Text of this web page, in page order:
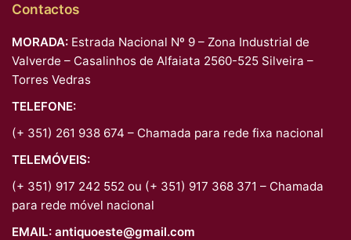
Contactos
MORADA: Estrada Nacional Nº 9 – Zona Industrial de
Valverde – Casalinhos de Alfaiata 2560-525 Silveira –
Torres Vedras
TELEFONE:
(+ 351) 261 938 674 – Chamada para rede fixa nacional
TELEMÓVEIS:
(+ 351) 917 242 552 ou (+ 351) 917 368 371 – Chamada
para rede móvel nacional
EMAIL: antiquoeste@gmail.com